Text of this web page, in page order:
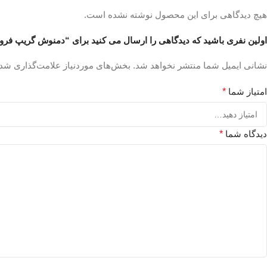
هیچ دیدگاهی برای این محصول نوشته نشده است.
اولین نفری باشید که دیدگاهی را ارسال می کنید برای “دمنوش گریپ فروت
نشانی ایمیل شما منتشر نخواهد شد. بخش‌های موردنیاز علامت‌گذاری
امتیاز شما *
دیدگاه شما *